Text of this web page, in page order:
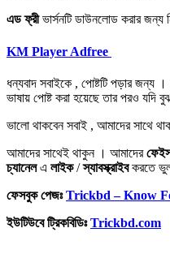
এড ফ্রীভার্সনটি ডাউনলোড করার জন্য
KM Player Adfree
ধন্যবাদ সবাইকে , পোষ্টটি পড়ার জন্য ।
ভাষায় পোষ্ট করা হয়েছে তার পরও যদি
ভালো থাকবেন সবাই , আমাদের সাথে
আমাদের সাথেই থাকুন । আমাদের
চ্যানেলএ লাইক/স্যাবস্ক্রাইবকরতে
ফেসবুক পেজঃTrickbd – Know
ইউটিউবে ট্রিকবিডিঃTrickbd.com